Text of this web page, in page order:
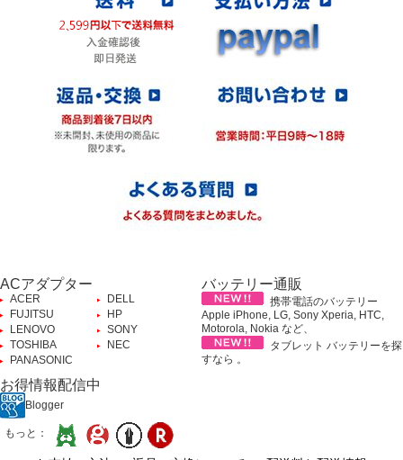
ACアダプター
ACER
DELL
FUJITSU
HP
LENOVO
SONY
TOSHIBA
NEC
PANASONIC
バッテリー通販
携帯電話のバッテリー
Apple iPhone, LG, Sony Xperia, HTC,
Motorola, Nokia など、
タブレット バッテリーを探
すなら 。
お得情報配信中
Blogger
もっと：